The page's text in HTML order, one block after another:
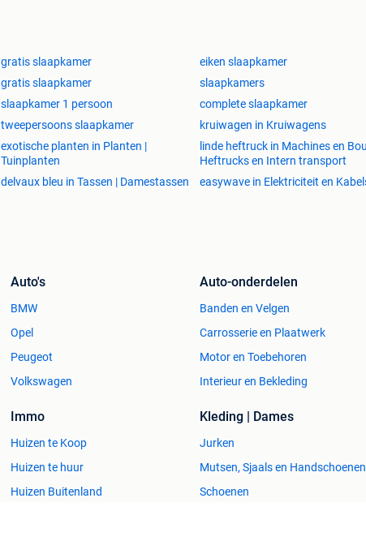
gratis slaapkamer eiken slaapkamer
gratis slaapkamer slaapkamers
slaapkamer 1 persoon complete slaapkamer
tweepersoons slaapkamer kruiwagen in Kruiwagens
exotische planten in Planten |
Tuinplanten
linde heftruck in Machines en
Heftrucks en Intern transport
delvaux bleu in Tassen | Damestassen easywave in Elektriciteit en
Auto's
BMW
Opel
Peugeot
Volkswagen
Auto-onderdelen
Banden en Velgen
Carrosserie en Plaatwerk
Motor en Toebehoren
Interieur en Bekleding
Immo
Huizen te Koop
Huizen te huur
Huizen Buitenland
Kleding | Dames
Jurken
Mutsen, Sjaals en Handschoenen
Schoenen